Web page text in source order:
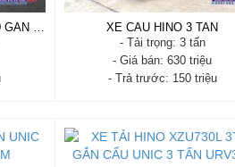
XE CAU HINO 3 TAN
- Tải trọng: 3 tấn
- Giá bán: 630 triệu
- Trả trước: 150 triệu
- Tình trạng: mới 100% - Cabin
satxi